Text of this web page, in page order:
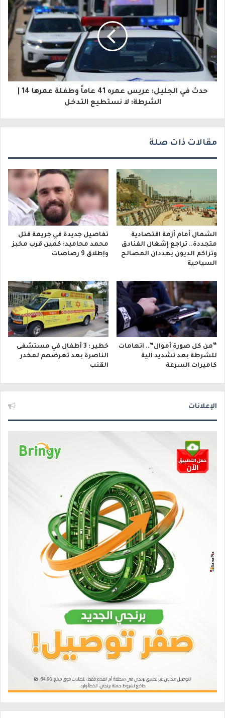
ك
ت
ر
و
الشرطة: لا نستطيع التدخل
مقالات ذات صلة
الشمال أمام أزمة اقتصادية
متجددة.. تراجع إشغال الفنادق
وتراكم الديون يهددان المصالح
السياحية
تفاصيل جديدة في جريمة قتل
محمد محاميد: كمين قرب مخبز
وإطلاق 9 رصاصات
“من كل صورة أموال”.. اتهامات
للشرطة بعد تشديد آلية
كاميرات السرعة
خطير : 3 أطفال في مستشفى
الناصرة بعد تعرضهم لمخدر
القنب
الإعلانات